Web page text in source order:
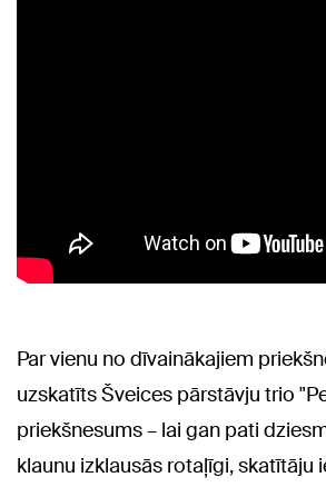
Par vienu no dīvainākajiem
uzskatīts Šveices pārstāvju trio
priekšnesums – lai gan pati
klaunu izklausās rotaļīgi, skatītāju